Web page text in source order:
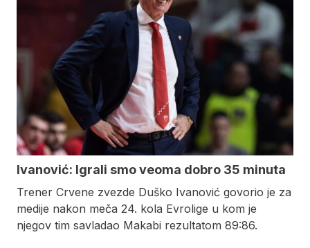
Ivanović: Igrali smo veoma dobro 35 minuta
Trener Crvene zvezde Duško Ivanović govorio je za
medije nakon meča 24. kola Evrolige u kom je
njegov tim savladao Makabi rezultatom 89:86.